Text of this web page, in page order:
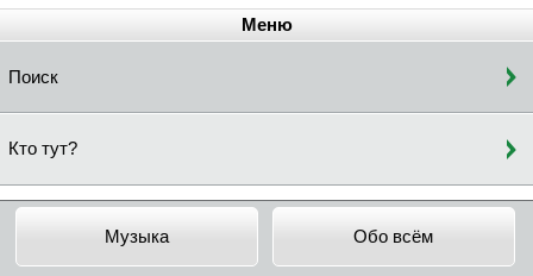
Меню
Поиск
Кто тут?
Музыка Обо всём